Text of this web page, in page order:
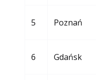
5 Poznań
6 Gdańsk